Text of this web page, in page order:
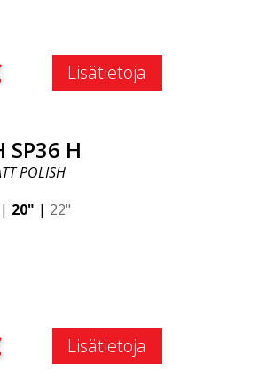
Lisätietoja
SP36 H
POLISH
| 20" | 22"
Lisätietoja